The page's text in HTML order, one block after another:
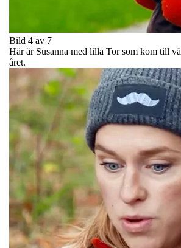
Bild 4 av 7
Här är Susanna med lilla Tor som kom till
året.